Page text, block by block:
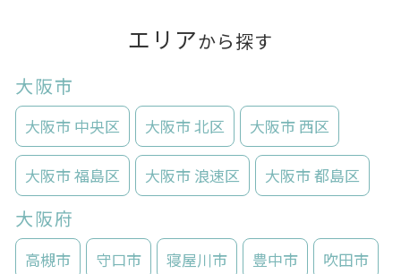
エリアから探す
大阪市
大阪市 中央区 大阪市 北区 大阪市 西区
大阪市 福島区 大阪市 浪速区 大阪市 都島区
大阪府
高槻市 守口市 寝屋川市 豊中市 吹田市